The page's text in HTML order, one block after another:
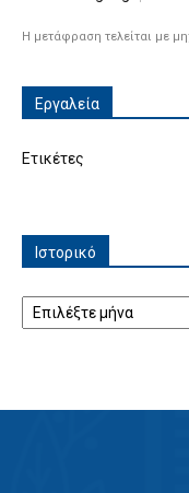
Η μετάφραση τελείται με
Εργαλεία
Ετικέτες
Ιστορικό